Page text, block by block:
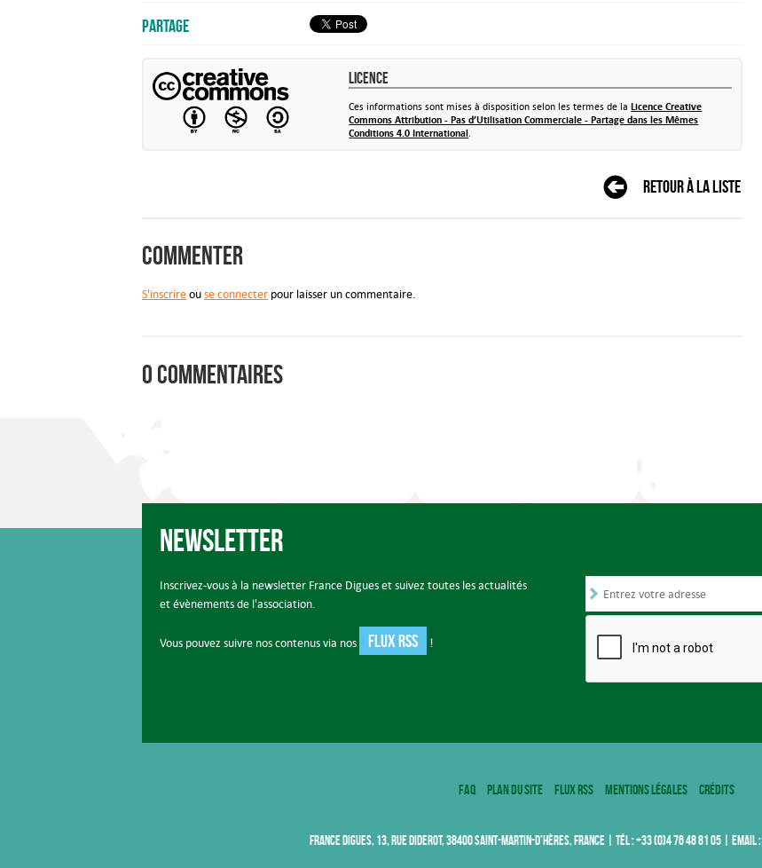
Partage
Licence
Ces informations sont mises à disposition selon les termes de laLicence Creative
Commons Attribution - Pas d’Utilisation Commerciale - Partage dans les Mêmes
Conditions 4.0 International
Retour à la liste
Commenter
S'inscrireouse connecter pour laisser un commentaire.
0 commentaires
Newsletter
Inscrivez-vous à la newsletter France Digues et suivez toutes les actualités
et évènements de l'association.
Vous pouvez suivre nos contenus via nos FLUX RSS !
FAQ Plan du site Flux RSS Mentions légales Crédits
FRANCE DIGUES, 13, RUE DIDEROT, 38400 SAINT-MARTIN-D’HÈRES, FRANCE | TÉL : +33 (0)4 76 48 81 05 | EMAIL :